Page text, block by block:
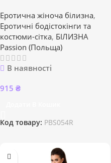
Еротична жіноча білизна,
Еротичні бодістокінги та
костюми-сітка, БІЛИЗНА
Passion (Польща)
В наявності
915 ₴
Код товару: PBS054R